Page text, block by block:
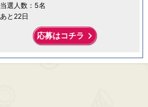
当選人数：5名
あと22日
応募はコチラ keyboard_arrow_right